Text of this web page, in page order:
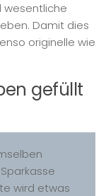
wesentliche
Damit dies
originelle wie
gefüllt
wird etwas